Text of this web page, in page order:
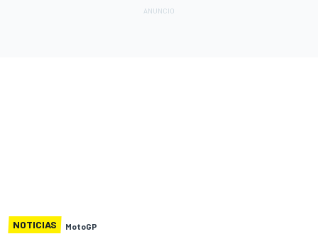
NOTICIAS MotoGP